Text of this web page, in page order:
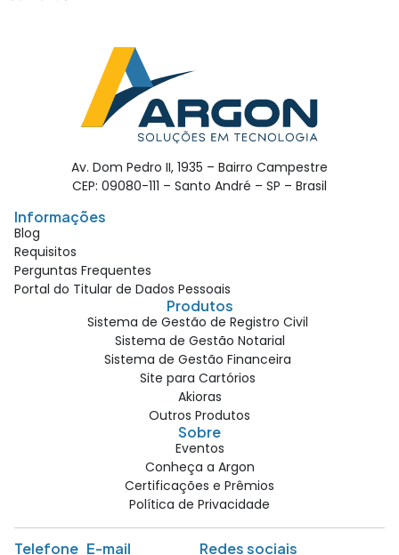
Av. Dom Pedro II, 1935 – Bairro Campestre
CEP: 09080-111 – Santo André – SP – Brasil
Informações
Blog
Requisitos
Perguntas Frequentes
Portal do Titular de Dados Pessoais
Produtos
Sistema de Gestão de Registro Civil
Sistema de Gestão Notarial
Sistema de Gestão Financeira
Site para Cartórios
Akioras
Outros Produtos
Sobre
Eventos
Conheça a Argon
Certificações e Prêmios
Política de Privacidade
Telefone E-mail Redes sociais